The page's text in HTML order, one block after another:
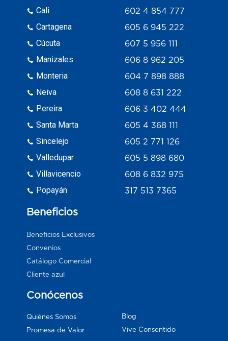
Cali
Cartagena
Cúcuta
Manizales
Monteria
Neiva
Pereira
Santa Marta
Sincelejo
Valledupar
Villavicencio
Popayán
602 4 854 777
605 6 945 222
607 5 956 111
606 8 962 205
604 7 898 888
608 8 631 222
606 3 402 444
605 4 368 111
605 2 771 126
605 5 898 680
608 6 832 975
317 513 7365
Beneficios
Beneficios Exclusivos
Convenios
Catálogo Comercial
Cliente azul
Conócenos
Quiénes Somos
Promesa de Valor
Blog
Vive Consentido